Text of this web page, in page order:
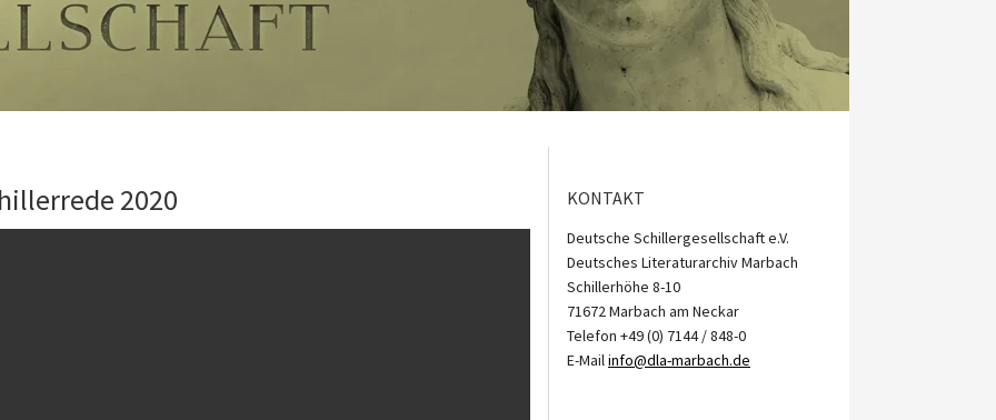
2020 KONTAKT
Deutsche Schillergesellschaft e.V.
Deutsches Literaturarchiv Marbach
Schillerhöhe 8-10
71672 Marbach am Neckar
Telefon +49 (0) 7144 / 848-0
E-Mailinfo@dla-marbach.de